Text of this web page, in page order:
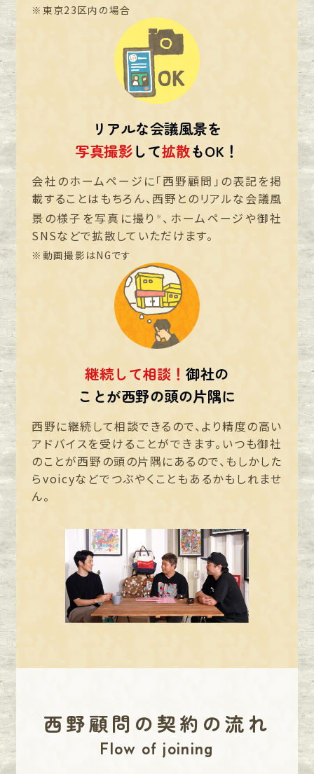
※東京23区内の場合
リアルな会議風景を
写真撮影して拡散もOK！
会社のホームページに「西野顧問」の表記を掲
載することはもちろん、西野とのリアルな会議風
景の様子を写真に撮り ※ 、ホームページや御社
SNSなどで拡散していただけます。
※動画撮影はNGです
継続して相談！御社の
ことが西野の頭の片隅に
西野に継続して相談できるので、より精度の高い
アドバイスを受けることができます。いつも御社
のことが西野の頭の片隅にあるので、もしかした
らvoicyなどでつぶやくこともあるかもしれませ
ん。
西野顧問の契約の流れ
Flow of joining